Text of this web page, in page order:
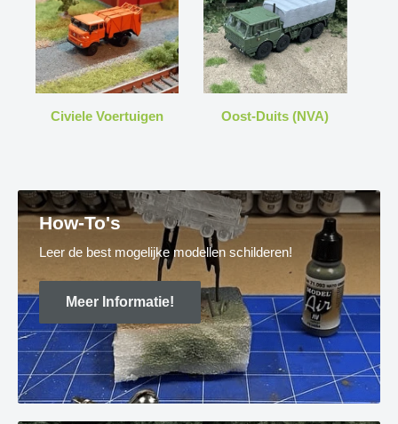
Civiele Voertuigen Oost-Duits (NVA)
How-To's
Leer de best mogelijke modellen schilderen!
Meer Informatie!